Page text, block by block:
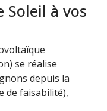
Soleil à vos
se réalise
depuis la
de faisabilité),